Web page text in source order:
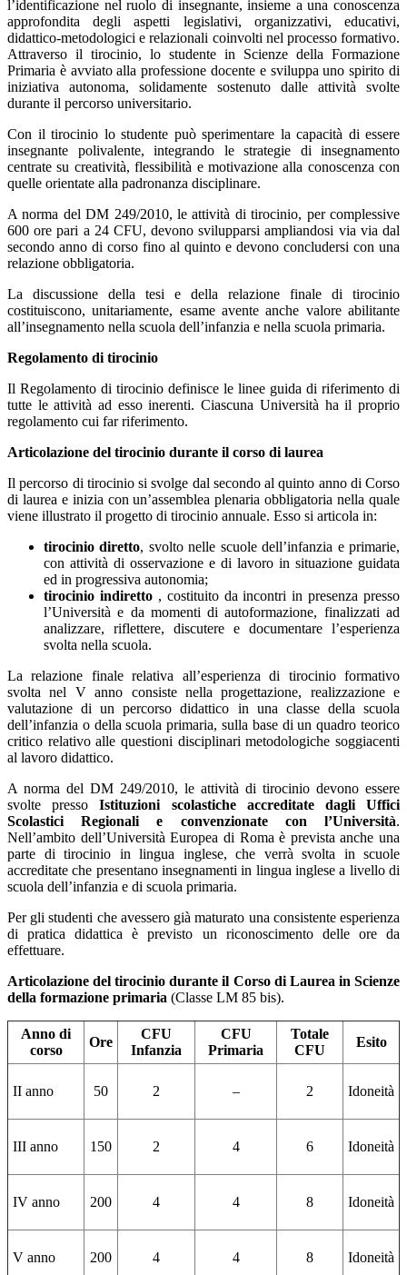
l’identificazione nel ruolo di insegnante, insieme a una conoscenza
approfondita degli aspetti legislativi, organizzativi, educativi,
didattico-metodologici e relazionali coinvolti nel processo formativo.
Attraverso il tirocinio, lo studente in Scienze della Formazione
Primaria è avviato alla professione docente e sviluppa uno spirito di
iniziativa autonoma, solidamente sostenuto dalle attività svolte
durante il percorso universitario.
Con il tirocinio lo studente può sperimentare la capacità di essere
insegnante polivalente, integrando le strategie di insegnamento
centrate su creatività, flessibilità e motivazione alla conoscenza con
quelle orientate alla padronanza disciplinare.
A norma del DM 249/2010, le attività di tirocinio, per complessive
600 ore pari a 24 CFU, devono svilupparsi ampliandosi via via dal
secondo anno di corso fino al quinto e devono concludersi con una
relazione obbligatoria.
La discussione della tesi e della relazione finale di tirocinio
costituiscono, unitariamente, esame avente anche valore abilitante
all’insegnamento nella scuola dell’infanzia e nella scuola primaria.
Regolamento di tirocinio
Il Regolamento di tirocinio definisce le linee guida di riferimento di
tutte le attività ad esso inerenti. Ciascuna Università ha il proprio
regolamento cui far riferimento.
Articolazione del tirocinio durante il corso di laurea
Il percorso di tirocinio si svolge dal secondo al quinto anno di Corso
di laurea e inizia con un’assemblea plenaria obbligatoria nella quale
viene illustrato il progetto di tirocinio annuale. Esso si articola in:
tirocinio diretto, svolto nelle scuole dell’infanzia e primarie,
con attività di osservazione e di lavoro in situazione guidata
ed in progressiva autonomia;
tirocinio indiretto , costituito da incontri in presenza presso
l’Università e da momenti di autoformazione, finalizzati ad
analizzare, riflettere, discutere e documentare l’esperienza
svolta nella scuola.
La relazione finale relativa all’esperienza di tirocinio formativo
svolta nel V anno consiste nella progettazione, realizzazione e
valutazione di un percorso didattico in una classe della scuola
dell’infanzia o della scuola primaria, sulla base di un quadro teorico
critico relativo alle questioni disciplinari metodologiche soggiacenti
al lavoro didattico.
A norma del DM 249/2010, le attività di tirocinio devono essere
svolte presso
Istituzioni scolastiche accreditate dagli Uffici
Scolastici Regionali e convenzionate con l’Università.
Nell’ambito dell’Università Europea di Roma è prevista anche una
parte di tirocinio in lingua inglese, che verrà svolta in scuole
accreditate che presentano insegnamenti in lingua inglese a livello di
scuola dell’infanzia e di scuola primaria.
Per gli studenti che avessero già maturato una consistente esperienza
di pratica didattica è previsto un riconoscimento delle ore da
effettuare.
Articolazione del tirocinio durante il Corso di Laurea in Scienze
della formazione primaria (Classe LM 85 bis).
Anno di
corso
Ore
CFU
Infanzia
CFU
Primaria
Totale
CFU
Esito
II anno 50 2 – 2 Idoneità
III anno 150 2 4 6 Idoneità
IV anno 200 4 4 8 Idoneità
V anno 200 4 4 8 Idoneità